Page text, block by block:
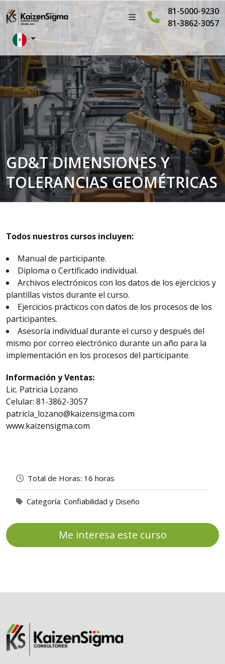
81-5000-9230
81-3862-3057
GD&T DIMENSIONES Y
TOLERANCIAS GEOMÉTRICAS
Todos nuestros cursos incluyen:
Manual de participante.
Diploma o Certificado individual.
Archivos electrónicos con los datos de los ejercicios y
plantillas vistos durante el curso.
Ejercicios prácticos con datos de los procesos de los
participantes.
Asesoría individual durante el curso y después del
mismo por correo electrónico durante un año para la
implementación en los procesos del participante.
Información y Ventas:
Lic. Patricia Lozano
Celular: 81-3862-3057
patricia_lozano@kaizensigma.com
www.kaizensigma.com
Total de Horas: 16 horas
Categoría: Confiabilidad y Diseño
Me interesa este curso